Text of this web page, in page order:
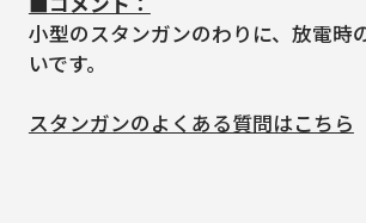
小型のスタンガンのわりに、放電時
いです。
スタンガンのよくある質問はこちら